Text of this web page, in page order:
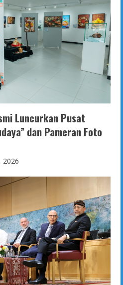
Luncurkan Pusat
dan Pameran Foto
2026